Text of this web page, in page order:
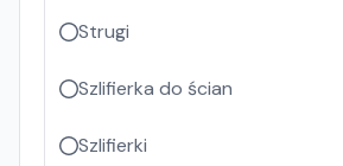
Strugi
Szlifierka do ścian
Szlifierki